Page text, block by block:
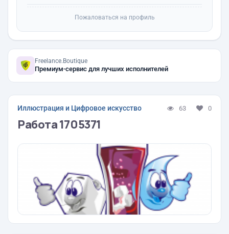
Пожаловаться на профиль
Freelance.Boutique
Премиум-сервис для лучших исполнителей
Иллюстрация и Цифровое искусство 63 0
Работа 1705371